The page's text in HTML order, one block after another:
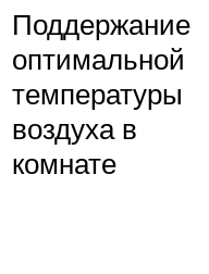
Поддержание
оптимальной
температуры
воздуха в
комнате